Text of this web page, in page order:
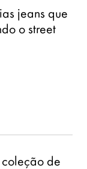
jeans que
o street
de